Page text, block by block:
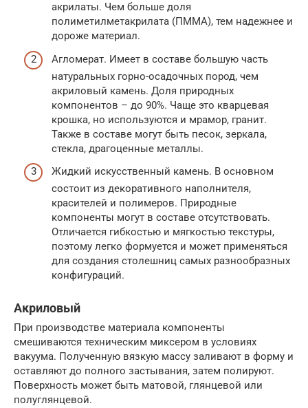
акрилаты. Чем больше доля
полиметилметакрилата (ПММА), тем надежнее и
дороже материал.
Агломерат. Имеет в составе большую часть
натуральных горно-осадочных пород, чем
акриловый камень. Доля природных
компонентов – до 90%. Чаще это кварцевая
крошка, но используются и мрамор, гранит.
Также в составе могут быть песок, зеркала,
стекла, драгоценные металлы.
Жидкий искусственный камень. В основном
состоит из декоративного наполнителя,
красителей и полимеров. Природные
компоненты могут в составе отсутствовать.
Отличается гибкостью и мягкостью текстуры,
поэтому легко формуется и может применяться
для создания столешниц самых разнообразных
конфигураций.
Акриловый
При производстве материала компоненты
смешиваются техническим миксером в условиях
вакуума. Полученную вязкую массу заливают в форму и
оставляют до полного застывания, затем полируют.
Поверхность может быть матовой, глянцевой или
полуглянцевой.